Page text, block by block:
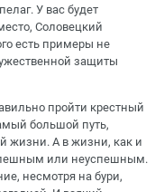
У вас будет
Соловецкий
есть примеры не
защиты
пройти крестный
большой путь,
жизни. А в жизни, как и
или неуспешным.
несмотря на бури,